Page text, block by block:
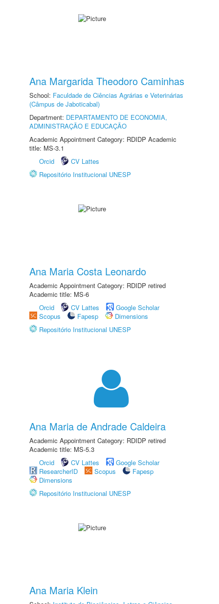
Ana Margarida Theodoro Caminhas
School: Faculdade de Ciências Agrárias e Veterinárias
(Câmpus de Jaboticabal)
Department: DEPARTAMENTO DE ECONOMIA,
ADMINISTRAÇÃO E EDUCAÇÃO
Academic Appointment Category: RDIDP Academic
title: MS-3.1
Orcid
CV Lattes
Repositório Institucional UNESP
Ana Maria Costa Leonardo
Academic Appointment Category: RDIDP retired
Academic title: MS-6
Orcid
CV Lattes
Google Scholar
Scopus
Fapesp
Dimensions
Repositório Institucional UNESP
Ana Maria de Andrade Caldeira
Academic Appointment Category: RDIDP retired
Academic title: MS-5.3
Orcid
CV Lattes
Google Scholar
ResearcherID
Scopus
Fapesp
Dimensions
Repositório Institucional UNESP
Ana Maria Klein